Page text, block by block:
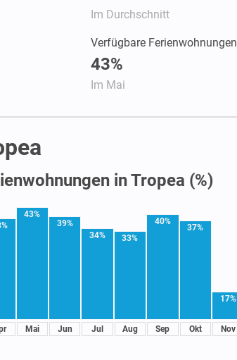
Im Durchschnitt
Verfügbare Ferienwohnungen
43%
Im Mai
in Tropea (%)
43%
Mai
39%
Jun
34%
Jul
33%
Aug
40%
Sep
37%
Okt
17%
Nov